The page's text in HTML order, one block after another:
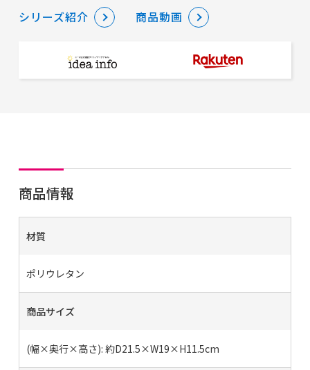
シリーズ紹介 商品動画
商品情報
材質
ポリウレタン
商品サイズ
(幅×奥行×高さ): 約D21.5×W19×H11.5cm